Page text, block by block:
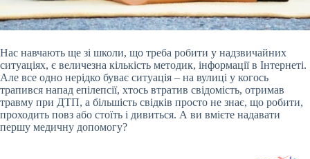
Нас навчають ще зі школи, що треба робити у надзвичайних
ситуаціях, є величезна кількість методик, інформації в Інтернеті.
Але все одно нерідко буває ситуація – на вулиці у когось
трапився напад епілепсії, хтось втратив свідомість, отримав
травму при ДТП, а більшість свідків просто не знає, що робити,
проходить повз або стоїть і дивиться. А ви вмієте надавати
першу медичну допомогу?